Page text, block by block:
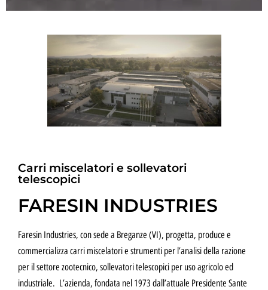
SOLLEVATORI TELESCOPICI
FULL ELECTRIC
Carri miscelatori e sollevatori
telescopici
FARESIN INDUSTRIES
Faresin Industries, con sede a Breganze (VI), progetta, produce e
commercializza carri miscelatori e strumenti per l’analisi della razione
per il settore zootecnico, sollevatori telescopici per uso agricolo ed
industriale. L’azienda, fondata nel 1973 dall’attuale Presidente Sante